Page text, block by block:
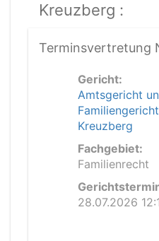
Kreuzberg :
Terminsvertretung
Gericht:
Amtsgericht
Kreuzberg
Fachgebiet:
Familienrecht
28.07.2026